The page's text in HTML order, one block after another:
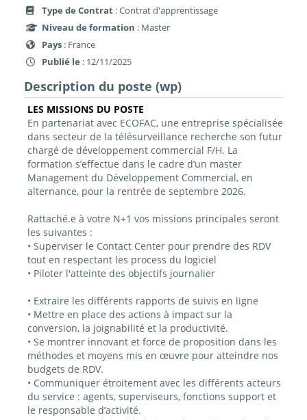
Type de Contrat : Contrat d'apprentissage
Niveau de formation : Master
Pays : France
Publié le : 12/11/2025
Description du poste (wp)
LES MISSIONS DU POSTE
En partenariat avec ECOFAC, une entreprise spécialisée
dans secteur de la télésurveillance recherche son futur
chargé de développement commercial F/H. La
formation s’effectue dans le cadre d’un master
Management du Développement Commercial, en
alternance, pour la rentrée de septembre 2026.
Rattaché.e à votre N+1 vos missions principales seront
les suivantes :
• Superviser le Contact Center pour prendre des RDV
tout en respectant les process du logiciel
• Piloter l'atteinte des objectifs journalier
• Extraire les différents rapports de suivis en ligne
• Mettre en place des actions à impact sur la
conversion, la joignabilité et la productivité.
• Se montrer innovant et force de proposition dans les
méthodes et moyens mis en œuvre pour atteindre nos
budgets de RDV.
• Communiquer étroitement avec les différents acteurs
du service : agents, superviseurs, fonctions support et
le responsable d’activité.